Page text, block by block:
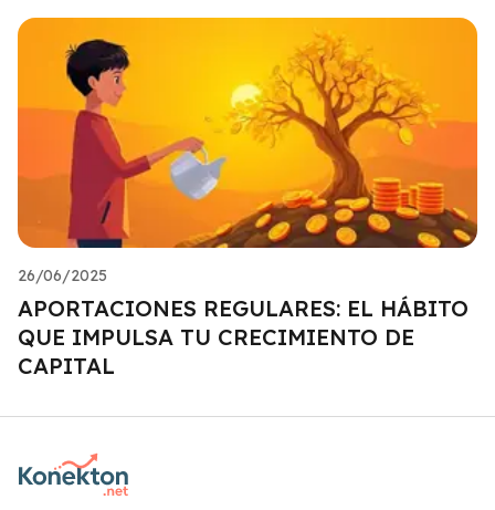
26/06/2025
APORTACIONES REGULARES: EL HÁBITO
QUE IMPULSA TU CRECIMIENTO DE
CAPITAL